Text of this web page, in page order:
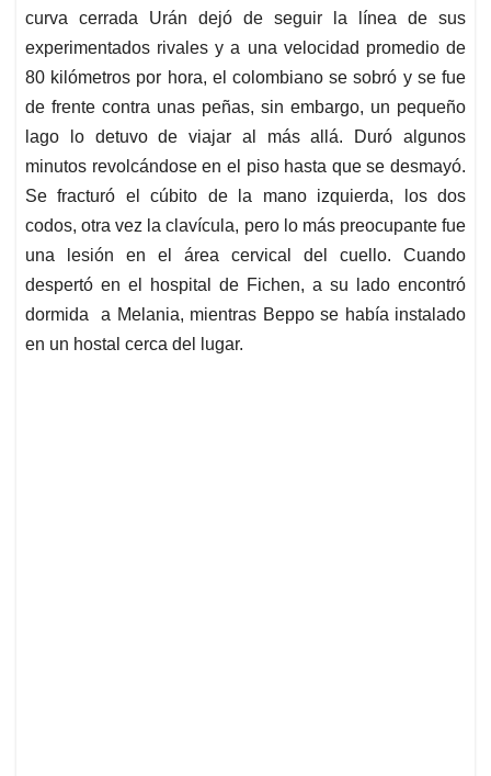
curva cerrada Urán dejó de seguir la línea de sus
experimentados rivales y a una velocidad promedio de
80 kilómetros por hora, el colombiano se sobró y se fue
de frente contra unas peñas, sin embargo, un pequeño
lago lo detuvo de viajar al más allá. Duró algunos
minutos revolcándose en el piso hasta que se desmayó.
Se fracturó el cúbito de la mano izquierda, los dos
codos, otra vez la clavícula, pero lo más preocupante fue
una lesión en el área cervical del cuello. Cuando
despertó en el hospital de Fichen, a su lado encontró
dormida a Melania, mientras Beppo se había instalado
en un hostal cerca del lugar.